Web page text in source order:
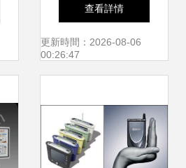
設計靈感之門
查看詳情
更新時間：2026-08-06
00:26:47